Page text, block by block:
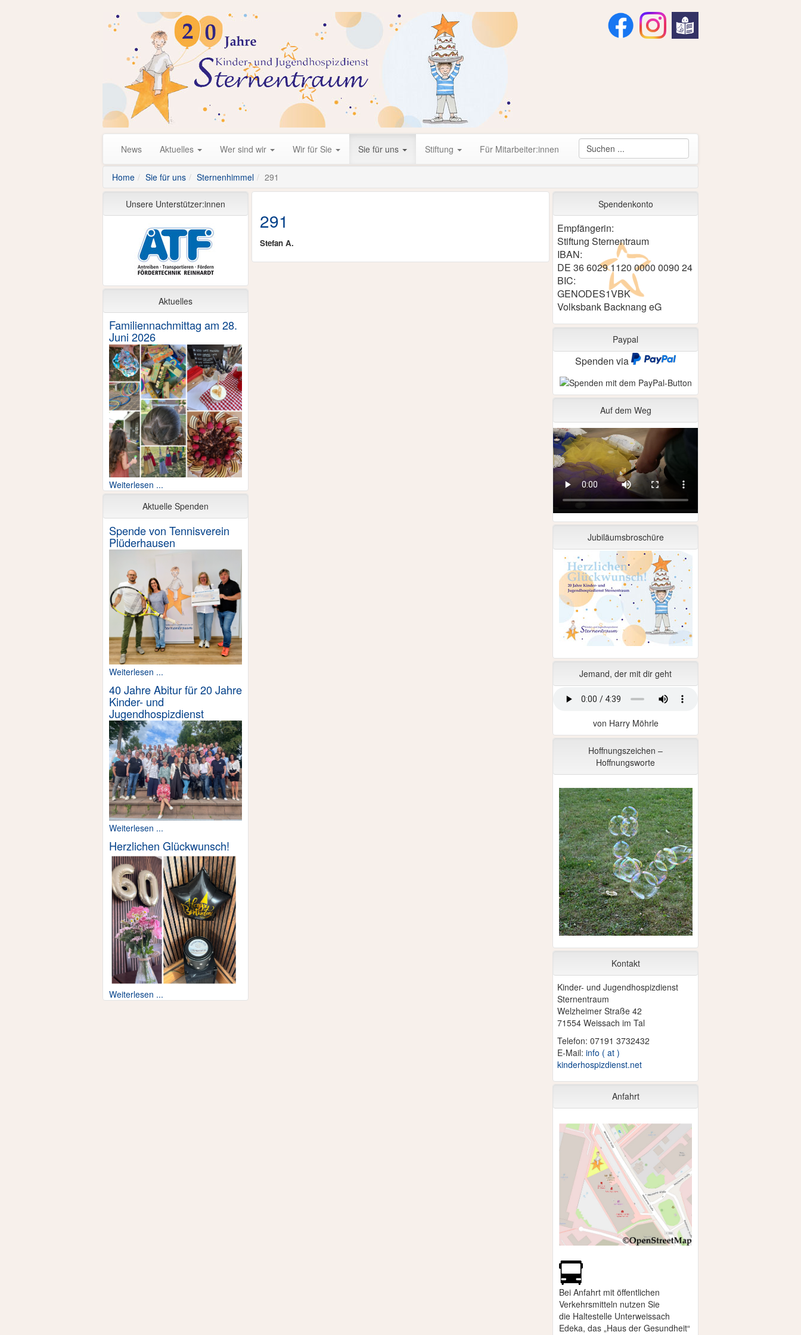
News Aktuelles Wer sind wir Wir für Sie Sie für uns Stiftung Für Mitarbeiter:innen
Home Sie für uns Sternenhimmel 291
291
Stefan A.
Spendenkonto
Empfängerin:
Stiftung Sternentraum
IBAN:
DE 36 6029 1120 0000 0090 24
BIC:
GENODES1VBK
Volksbank Backnang eG
Paypal
Spenden via
Auf dem Weg
Jubiläumsbroschüre
Jemand, der mit dir geht
von Harry Möhrle
Hoffnungszeichen –
Hoffnungsworte
Kontakt
Kinder- und Jugendhospizdienst
Sternentraum
Welzheimer Straße 42
71554 Weissach im Tal
Telefon: 07191 3732432
E-Mail:info ( at )
kinderhospizdienst.net
Anfahrt
Bei Anfahrt mit öffentlichen
Verkehrsmitteln nutzen Sie
die Haltestelle Unterweissach
Edeka, das „Haus der Gesundheit“
Unsere Unterstützer:innen
Aktuelles
Familiennachmittag am 28.
Juni 2026
Weiterlesen ...
Aktuelle Spenden
Spende von Tennisverein
Plüderhausen
Weiterlesen ...
40 Jahre Abitur für 20 Jahre
Kinder- und
Jugendhospizdienst
Weiterlesen ...
Herzlichen Glückwunsch!
Weiterlesen ...